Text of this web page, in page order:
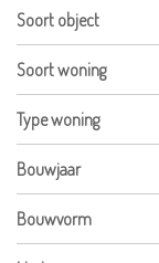
Soort object
Soort woning
Type woning
Bouwjaar
Bouwvorm